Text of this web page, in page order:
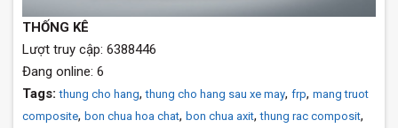
THỐNG KÊ
Lượt truy cập: 6388446
Đang online: 6
Tags: thung cho hang,thung cho hang sau xe may, frp, mang truot
composite, bon chua hoa chat, bon chua axit,thung rac composit,